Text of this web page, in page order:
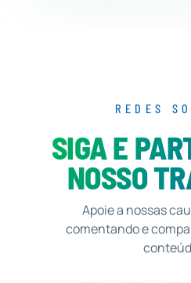
REDES
SIGA E
NOSSO
Apoie a nossas
comentando e